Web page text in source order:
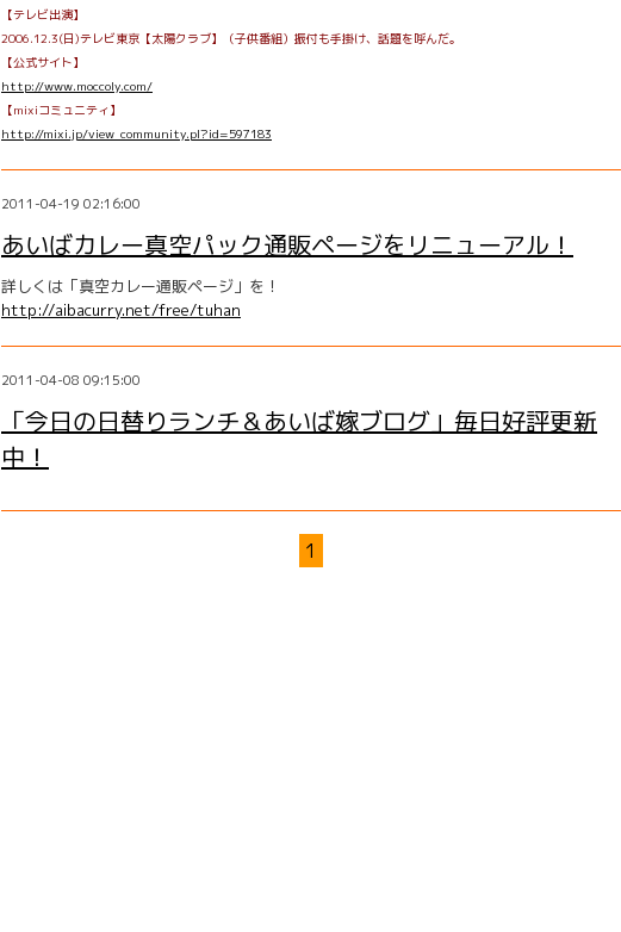
【テレビ出演】
2006.12.3(日)テレビ東京【太陽クラブ】（子供番組）振付も手掛け、話題を呼んだ。
【公式サイト】
http://www.moccoly.com/
【mixiコミュニティ】
http://mixi.jp/view_community.pl?id=597183
2011-04-19 02:16:00
あいばカレー真空パック通販ページをリニューアル！
詳しくは「真空カレー通販ページ」を！
http://aibacurry.net/free/tuhan
2011-04-08 09:15:00
「今日の日替りランチ＆あいば嫁ブログ」毎日好評更新
中！
1